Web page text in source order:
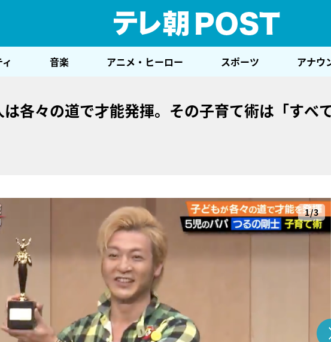
音楽 アニメ・ヒーロー スポーツ アナウ
各々の道で才能発揮。その子育て術は「すべ
1/3
『アイ＝ラブ！げーみ
E齋藤樹愛羅＆佐々木舞